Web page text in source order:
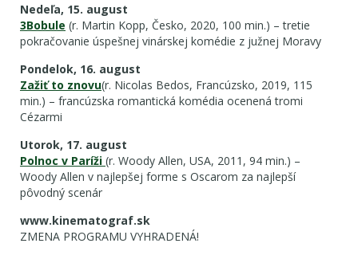
Nedeľa, 15. august
3Bobule (r. Martin Kopp, Česko, 2020, 100 min.) – tretie
pokračovanie úspešnej vinárskej komédie z južnej Moravy
Pondelok, 16. august
Zažiť to znovu(r. Nicolas Bedos, Francúzsko, 2019, 115
min.) – francúzska romantická komédia ocenená tromi
Cézarmi
Utorok, 17. august
Polnoc v Paríži (r. Woody Allen, USA, 2011, 94 min.) –
Woody Allen v najlepšej forme s Oscarom za najlepší
pôvodný scenár
www.kinematograf.sk
ZMENA PROGRAMU VYHRADENÁ!